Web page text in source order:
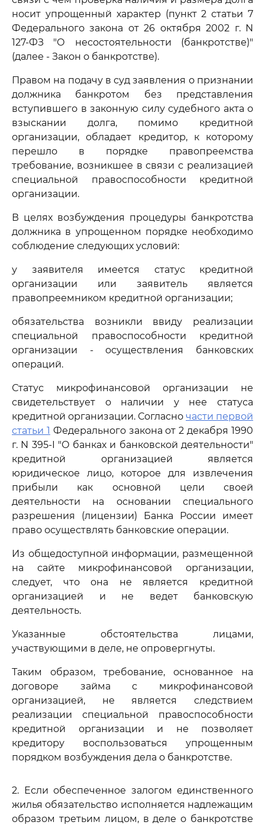
носит упрощенный характер (пункт 2 статьи 7
Федерального закона от 26 октября 2002 г. N
127-ФЗ "О несостоятельности (банкротстве)"
(далее - Закон о банкротстве).
Правом на подачу в суд заявления о признании
должника банкротом без представления
вступившего в законную силу судебного акта о
взыскании долга, помимо кредитной
организации, обладает кредитор, к которому
перешло в порядке правопреемства
требование, возникшее в связи с реализацией
специальной правоспособности кредитной
организации.
В целях возбуждения процедуры банкротства
должника в упрощенном порядке необходимо
соблюдение следующих условий:
у заявителя имеется статус кредитной
организации или заявитель является
правопреемником кредитной организации;
обязательства возникли ввиду реализации
специальной правоспособности кредитной
организации - осуществления банковских
операций.
Статус микрофинансовой организации не
свидетельствует о наличии у нее статуса
кредитной организации. Согласно части первой
статьи 1 Федерального закона от 2 декабря 1990
г. N 395-I "О банках и банковской деятельности"
кредитной организацией является
юридическое лицо, которое для извлечения
прибыли как основной цели своей
деятельности на основании специального
разрешения (лицензии) Банка России имеет
право осуществлять банковские операции.
Из общедоступной информации, размещенной
на сайте микрофинансовой организации,
следует, что она не является кредитной
организацией и не ведет банковскую
деятельность.
Указанные обстоятельства лицами,
участвующими в деле, не опровергнуты.
Таким образом, требование, основанное на
договоре займа с микрофинансовой
организацией, не является следствием
реализации специальной правоспособности
кредитной организации и не позволяет
кредитору воспользоваться упрощенным
порядком возбуждения дела о банкротстве.
2. Если обеспеченное залогом единственного
жилья обязательство исполняется надлежащим
образом третьим лицом, в деле о банкротстве